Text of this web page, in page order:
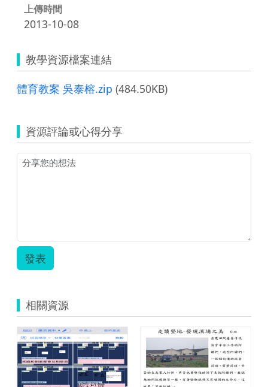
上傳時間
2013-10-08
教學資源檔案連結
體育教案 吳泰榕.zip (484.50KB)
資源評論或心得分享
發表
相關資源